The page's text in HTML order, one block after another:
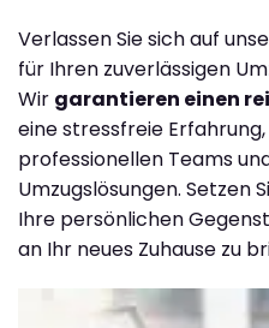
Verlassen Sie sich auf
für Ihren zuverlässigen
Wir garantieren einen
eine stressfreie
professionellen Teams
Umzugslösungen. Setzen
Ihre persönlichen
an Ihr neues Zuhause zu